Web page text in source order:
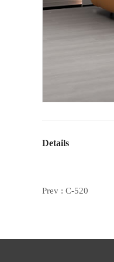
Details
Prev : C-520